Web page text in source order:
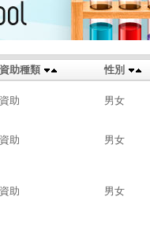
資助種類 性別
資助 男女
資助 男女
資助 男女